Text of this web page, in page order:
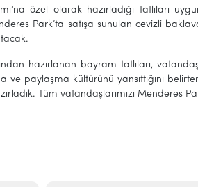
özel olarak hazırladığı tatlıları
Park’ta satışa sunulan cevizli
hazırlanan bayram tatlıları,
ve paylaşma kültürünü yansıttığını
Tüm vatandaşlarımızı Menderes